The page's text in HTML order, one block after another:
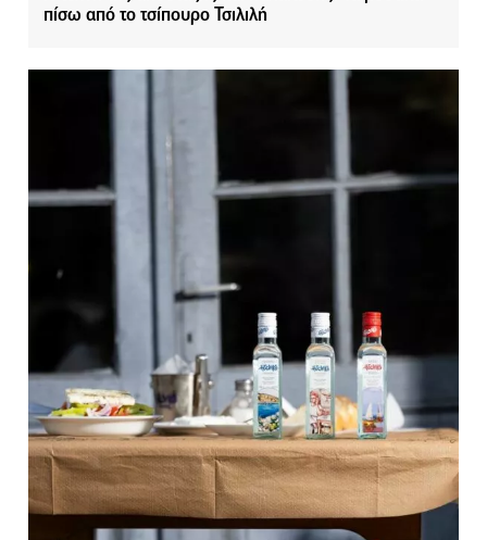
πίσω από το τσίπουρο Τσιλιλή